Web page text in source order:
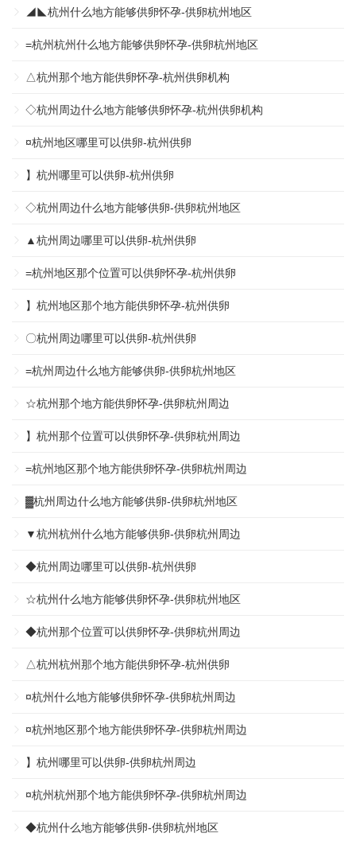
◢◣杭州什么地方能够供卵怀孕-供卵杭州地区
=杭州杭州什么地方能够供卵怀孕-供卵杭州地区
△杭州那个地方能供卵怀孕-杭州供卵机构
◇杭州周边什么地方能够供卵怀孕-杭州供卵机构
¤杭州地区哪里可以供卵-杭州供卵
】杭州哪里可以供卵-杭州供卵
◇杭州周边什么地方能够供卵-供卵杭州地区
▲杭州周边哪里可以供卵-杭州供卵
=杭州地区那个位置可以供卵怀孕-杭州供卵
】杭州地区那个地方能供卵怀孕-杭州供卵
〇杭州周边哪里可以供卵-杭州供卵
=杭州周边什么地方能够供卵-供卵杭州地区
☆杭州那个地方能供卵怀孕-供卵杭州周边
】杭州那个位置可以供卵怀孕-供卵杭州周边
=杭州地区那个地方能供卵怀孕-供卵杭州周边
▓杭州周边什么地方能够供卵-供卵杭州地区
▼杭州杭州什么地方能够供卵-供卵杭州周边
◆杭州周边哪里可以供卵-杭州供卵
☆杭州什么地方能够供卵怀孕-供卵杭州地区
◆杭州那个位置可以供卵怀孕-供卵杭州周边
△杭州杭州那个地方能供卵怀孕-杭州供卵
¤杭州什么地方能够供卵怀孕-供卵杭州周边
¤杭州地区那个地方能供卵怀孕-供卵杭州周边
】杭州哪里可以供卵-供卵杭州周边
¤杭州杭州那个地方能供卵怀孕-供卵杭州周边
◆杭州什么地方能够供卵-供卵杭州地区